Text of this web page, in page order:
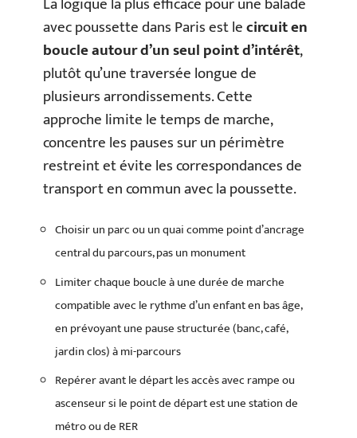
avec poussette dans Paris est lecircuit en
boucle autour d’un seul point d’intérêt,
plutôt qu’une traversée longue de
plusieurs arrondissements. Cette
approche limite le temps de marche,
concentre les pauses sur un périmètre
restreint et évite les correspondances de
transport en commun avec la poussette.
Choisir un parc ou un quai comme point d’ancrage
central du parcours, pas un monument
Limiter chaque boucle à une durée de marche
compatible avec le rythme d’un enfant en bas âge,
en prévoyant une pause structurée (banc, café,
jardin clos) à mi-parcours
Repérer avant le départ les accès avec rampe ou
ascenseur si le point de départ est une station de
métro ou de RER